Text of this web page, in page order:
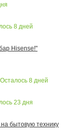
8 дней
Hisense!"
Осталось 8 дней
23 дня
бытовую технику